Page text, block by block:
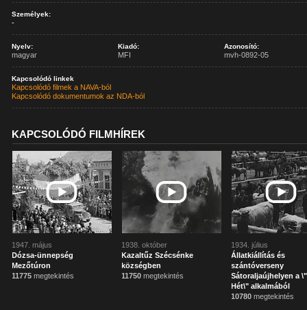
Személyek:
-
Nyelv:
magyar
Kiadó:
MFI
Azonosító:
mvh-0892-05
Kapcsolódó linkek
Kapcsolódó filmek a NAVA-ból
Kapcsolódó dokumentumok az NDA-ból
KAPCSOLÓDÓ FILMHÍREK
1947. május
Dózsa-ünnepség
Mezőtúron
11775 megtekintés
1938. október
Kazaltűz Szécsénke
községben
11750 megtekintés
1934. július
Állatkiállítás és
szántóverseny
Sátoraljaújhelyen a
Hét\" alkalmából
10780 megtekintés